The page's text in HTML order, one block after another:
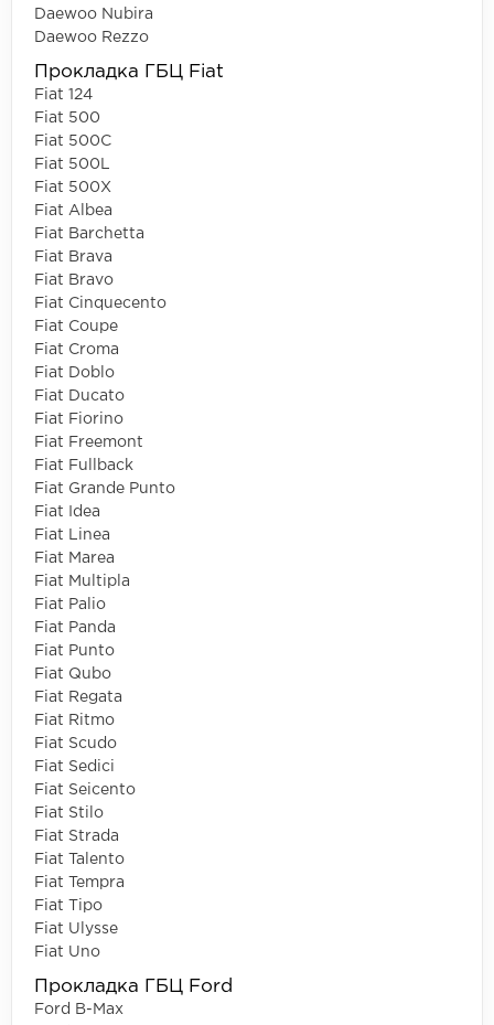
Daewoo Nubira
Daewoo Rezzo
Прокладка ГБЦ Fiat
Fiat 124
Fiat 500
Fiat 500C
Fiat 500L
Fiat 500X
Fiat Albea
Fiat Barchetta
Fiat Brava
Fiat Bravo
Fiat Cinquecento
Fiat Coupe
Fiat Croma
Fiat Doblo
Fiat Ducato
Fiat Fiorino
Fiat Freemont
Fiat Fullback
Fiat Grande Punto
Fiat Idea
Fiat Linea
Fiat Marea
Fiat Multipla
Fiat Palio
Fiat Panda
Fiat Punto
Fiat Qubo
Fiat Regata
Fiat Ritmo
Fiat Scudo
Fiat Sedici
Fiat Seicento
Fiat Stilo
Fiat Strada
Fiat Talento
Fiat Tempra
Fiat Tipo
Fiat Ulysse
Fiat Uno
Прокладка ГБЦ Ford
Ford B-Max